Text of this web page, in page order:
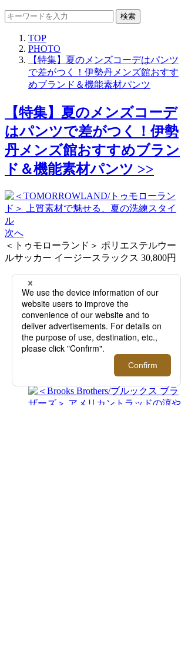
検索
TOP
PHOTO
【特集】夏のメンズコーデはパンツ
で差がつく！伊勢丹メンズ館おすす
めブランド＆機能素材パンツ
【特集】夏のメンズコーデ
はパンツで差がつく！伊勢
丹メンズ館おすすめブラン
ド＆機能素材パンツ >>
次へ
＜トゥモローランド＞ ポリエステルウー
ルサッカー イージースラックス 30,800円